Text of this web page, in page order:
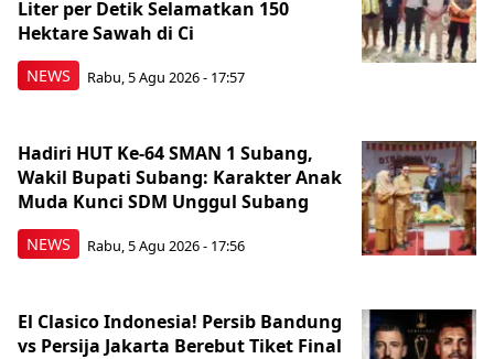
NEWS
Liter per Detik Selamatkan 150
Hektare Sawah di Ci
Rabu, 5 Agu 2026 - 17:57
NEWS
Hadiri HUT Ke-64 SMAN 1 Subang,
Wakil Bupati Subang: Karakter Anak
Muda Kunci SDM Unggul Subang
Rabu, 5 Agu 2026 - 17:56
El Clasico Indonesia! Persib Bandung
vs Persija Jakarta Berebut Tiket Final